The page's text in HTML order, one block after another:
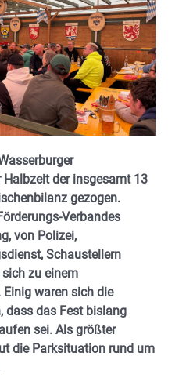
der insgesamt 13
gezogen.
Verbandes
von Polizei,
Schaustellern
zu einem
waren sich die
dass das Fest bislang
sei. Als größter
die Parksituation rund um